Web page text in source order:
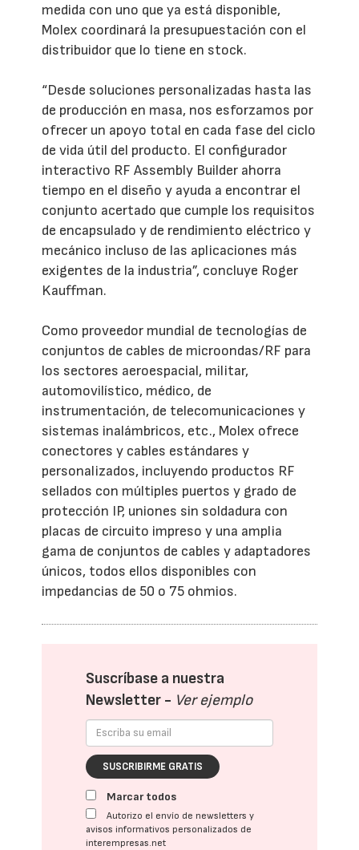
medida con uno que ya está disponible,
Molex coordinará la presupuestación con el
distribuidor que lo tiene en stock.
“Desde soluciones personalizadas hasta las
de producción en masa, nos esforzamos por
ofrecer un apoyo total en cada fase del ciclo
de vida útil del producto. El configurador
interactivo RF Assembly Builder ahorra
tiempo en el diseño y ayuda a encontrar el
conjunto acertado que cumple los requisitos
de encapsulado y de rendimiento eléctrico y
mecánico incluso de las aplicaciones más
exigentes de la industria”, concluye Roger
Kauffman.
Como proveedor mundial de tecnologías de
conjuntos de cables de microondas/RF para
los sectores aeroespacial, militar,
automovilístico, médico, de
instrumentación, de telecomunicaciones y
sistemas inalámbricos, etc., Molex ofrece
conectores y cables estándares y
personalizados, incluyendo productos RF
sellados con múltiples puertos y grado de
protección IP, uniones sin soldadura con
placas de circuito impreso y una amplia
gama de conjuntos de cables y adaptadores
únicos, todos ellos disponibles con
impedancias de 50 o 75 ohmios.
Suscríbase a nuestra
Newsletter - Ver ejemplo
SUSCRIBIRME GRATIS
Marcar todos
Autorizo el envío de newsletters y
avisos informativos personalizados de
interempresas.net